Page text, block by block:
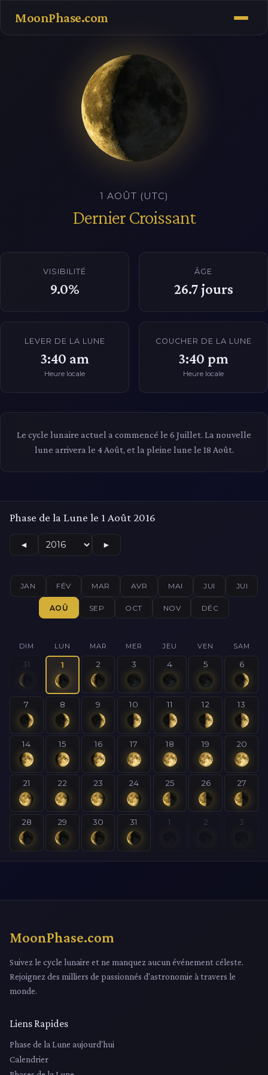
MoonPhase.com
1 AOÛT (UTC)
Dernier Croissant
VISIBILITÉ
9.0%
ÂGE
26.7jours
LEVER DE LA LUNE
3:40 am
Heure locale
COUCHER DE LA LUNE
3:40 pm
Heure locale
Le cycle lunaire actuel a commencé le 6 Juillet. La nouvelle
lune arrivera le 4 Août, et la pleine lune le 18 Août.
Phase de la Lune le 1 Août 2016
◄ ►
JAN FÉV MAR AVR MAI JUI JUI
AOÛ SEP OCT NOV DÉC
DIM LUN MAR MER JEU VEN SAM
31 1 2 3 4 5 6
7 8 9 10 11 12 13
14 15 16 17 18 19 20
21 22 23 24 25 26 27
28 29 30 31 1 2 3
MoonPhase.com
Suivez le cycle lunaire et ne manquez aucun événement céleste.
Rejoignez des milliers de passionnés d'astronomie à travers le
monde.
Liens Rapides
Phase de la Lune aujourd'hui
Calendrier